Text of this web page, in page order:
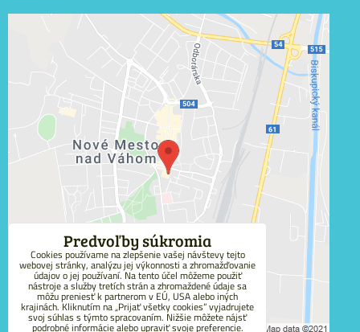
Externý obsah je blokovaný Voľbami súkromia
Prajete si načítať externý obsah?
Povoliť tentokrát
Povoliť a zapamätať - súhlas s druhom cookie:
Funkčné
Otvoriť obsah v novom okne
Predvoľby súkromia
Cookies používame na zlepšenie vašej návštevy tejto
webovej stránky, analýzu jej výkonnosti a zhromažďovanie
údajov o jej používaní. Na tento účel môžeme použiť
nástroje a služby tretích strán a zhromaždené údaje sa
môžu preniesť k partnerom v EÚ, USA alebo iných
krajinách. Kliknutím na „Prijať všetky cookies“ vyjadrujete
svoj súhlas s týmto spracovaním. Nižšie môžete nájsť
podrobné informácie alebo upraviť svoje preferencie.